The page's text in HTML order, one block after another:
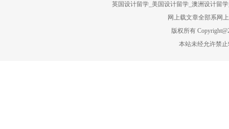
英国设计留学_美国设计留学_澳洲设计留
网上载文章全部系网上
版权所有
本站未经允许禁